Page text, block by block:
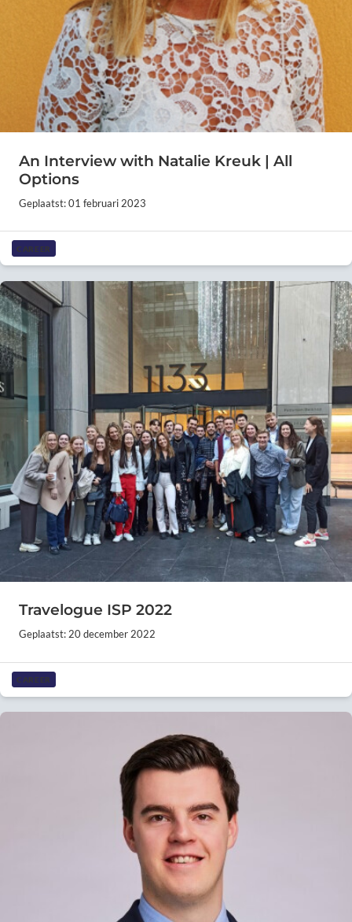
An Interview with Natalie Kreuk | All
Options
Geplaatst: 01 februari 2023
CAREER
Travelogue ISP 2022
Geplaatst: 20 december 2022
CAREER